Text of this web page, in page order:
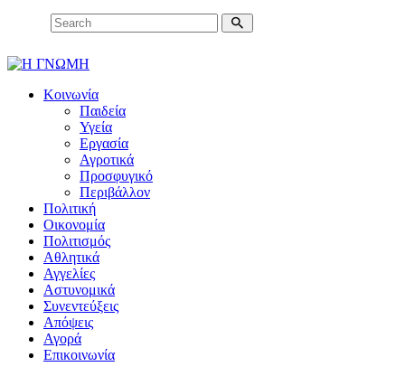
Κοινωνία
Παιδεία
Υγεία
Εργασία
Αγροτικά
Προσφυγικό
Περιβάλλον
Πολιτική
Οικονομία
Πολιτισμός
Αθλητικά
Αγγελίες
Αστυνομικά
Συνεντεύξεις
Απόψεις
Αγορά
Επικοινωνία